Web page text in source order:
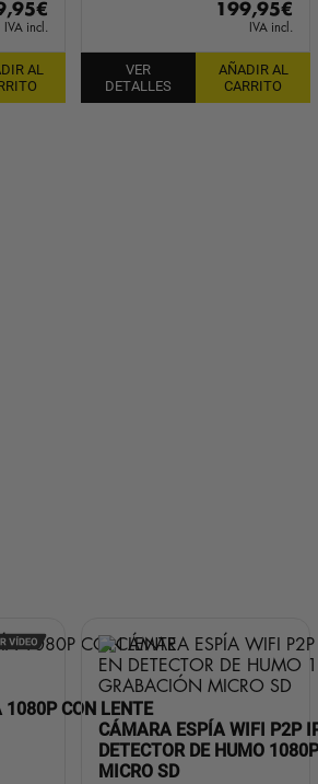
€
IVA incl.
AL
199,95€
IVA incl.
VER
DETALLES
AÑADIR AL
CARRITO
1080P CON LENTE
CÁMARA ESPÍA WIFI P2P
DETECTOR DE HUMO
MICRO SD